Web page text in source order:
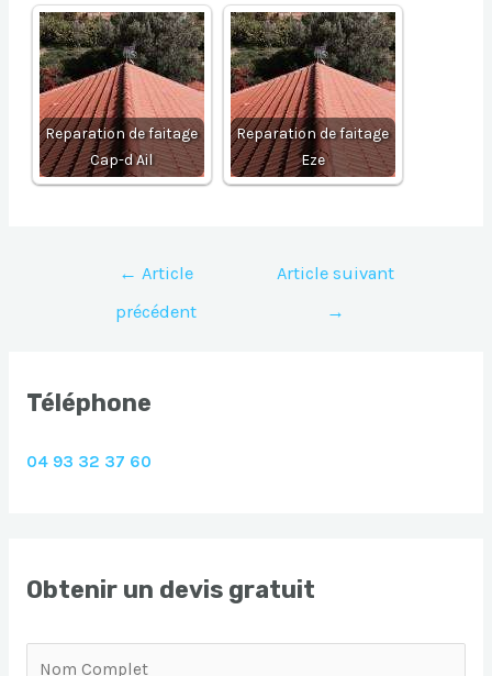
Reparation de faitage
Cap-d Ail
Reparation de faitage
Eze
Navigation
l’article
← Article
précédent
Article suivant
→
Téléphone
04 93 32 37 60
Obtenir un devis gratuit